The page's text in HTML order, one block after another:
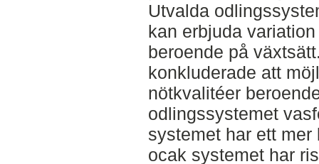
Utvalda
kan erbjuda
beroende på
konkluderade att
nötkvalitéer
odlingssystemet
systemet har ett
ocak systemet har